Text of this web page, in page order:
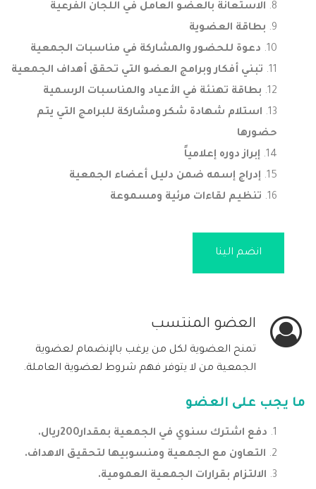
الاستعانة بالعضو العامل في اللجان الفرعية
بطاقة العضوية
دعوة للحضور والمشاركة في مناسبات الجمعية
تبني أفكار وبرامج العضو التي تحقق أهداف الجمعية
بطاقة تهنئة في الأعياد والمناسبات الرسمية
استلام شهادة شكر ومشاركة للبرامج التي يتم
حضورها
إبراز دوره إعلامياً
إدراج إسمه ضمن دليل أعضاء الجمعية
تنظيم لقاءات مرئية ومسموعة
انضم الينا
العضو المنتسب
تمنح العضوية لكل من يرغب بالإنضمام لعضوية
الجمعية من لا يتوفر فهم شروط لعضوية العاملة.
ما يجب على العضو
دفع اشترك سنوي في الجمعية بمقدار200ريال.
التعاون مع الجمعية ومنسوبيها لتحقيق الاهداف.
الالتزام بقرارات الجمعية العمومية.